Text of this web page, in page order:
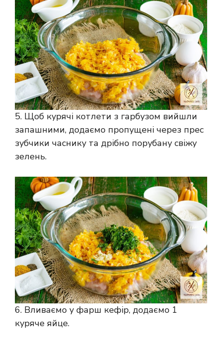
5. Щоб курячі котлети з гарбузом вийшли
запашними, додаємо пропущені через прес
зубчики часнику та дрібно порубану свіжу
зелень.
6. Вливаємо у фарш кефір, додаємо 1
куряче яйце.